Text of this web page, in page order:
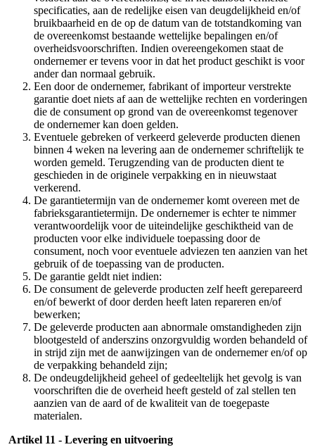
specificaties, aan de redelijke eisen van deugdelijkheid en/of
bruikbaarheid en de op de datum van de totstandkoming van
de overeenkomst bestaande wettelijke bepalingen en/of
overheidsvoorschriften. Indien overeengekomen staat de
ondernemer er tevens voor in dat het product geschikt is voor
ander dan normaal gebruik.
Een door de ondernemer, fabrikant of importeur verstrekte
garantie doet niets af aan de wettelijke rechten en vorderingen
die de consument op grond van de overeenkomst tegenover
de ondernemer kan doen gelden.
Eventuele gebreken of verkeerd geleverde producten dienen
binnen 4 weken na levering aan de ondernemer schriftelijk te
worden gemeld. Terugzending van de producten dient te
geschieden in de originele verpakking en in nieuwstaat
verkerend.
De garantietermijn van de ondernemer komt overeen met de
fabrieksgarantietermijn. De ondernemer is echter te nimmer
verantwoordelijk voor de uiteindelijke geschiktheid van de
producten voor elke individuele toepassing door de
consument, noch voor eventuele adviezen ten aanzien van het
gebruik of de toepassing van de producten.
De garantie geldt niet indien:
De consument de geleverde producten zelf heeft gerepareerd
en/of bewerkt of door derden heeft laten repareren en/of
bewerken;
De geleverde producten aan abnormale omstandigheden zijn
blootgesteld of anderszins onzorgvuldig worden behandeld of
in strijd zijn met de aanwijzingen van de ondernemer en/of op
de verpakking behandeld zijn;
De ondeugdelijkheid geheel of gedeeltelijk het gevolg is van
voorschriften die de overheid heeft gesteld of zal stellen ten
aanzien van de aard of de kwaliteit van de toegepaste
materialen.
Artikel 11 - Levering en uitvoering